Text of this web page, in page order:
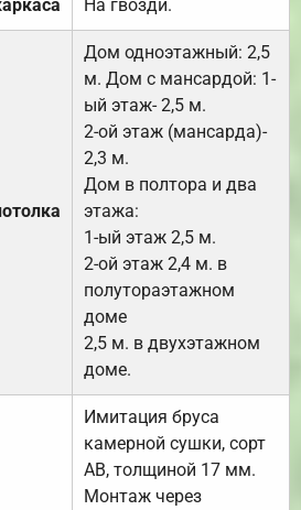
На гвозди.
Дом одноэтажный: 2,5
м. Дом с мансардой: 1-
ый этаж- 2,5 м.
2-ой этаж (мансарда)-
2,3 м.
Дом в полтора и два
этажа:
1-ый этаж 2,5 м.
2-ой этаж 2,4 м. в
полутораэтажном
доме
2,5 м. в двухэтажном
доме.
Имитация бруса
камерной сушки, сорт
АВ, толщиной 17 мм.
Монтаж через